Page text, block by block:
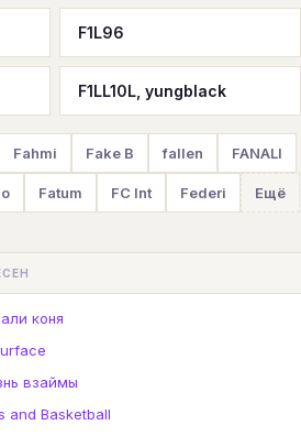
F1L96
F1LL10L, yungblack
Fahmi Fake B fallen FANALI
Fatum FC Int Federi Ещё
коня
взаймы
and Basketball